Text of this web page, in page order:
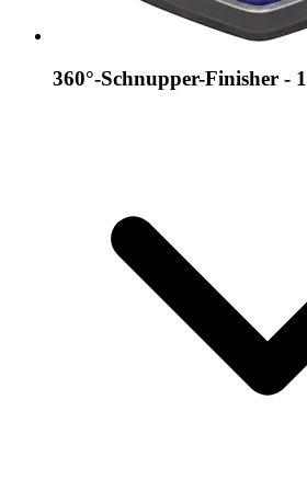
360°-Schnupper-Finisher -